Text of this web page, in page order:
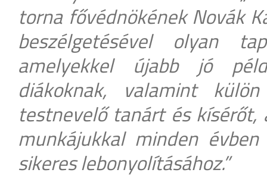
torna fővédnökének Novák
beszélgetésével olyan
amelyekkel újabb jó
diákoknak, valamint
testnevelő tanárt és
munkájukkal minden
sikeres lebonyolításához.”